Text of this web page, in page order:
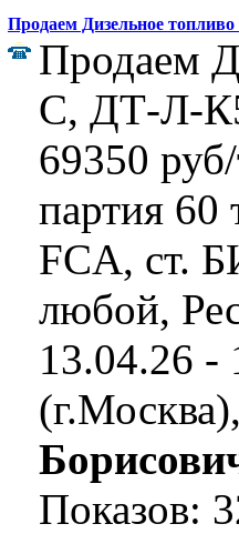
Продаем Дизельное
Продаем
C, ДТ-Л-
69350
партия
FCA, ст.
любой,
13.04.26 -
(г.Москва),
Показов: